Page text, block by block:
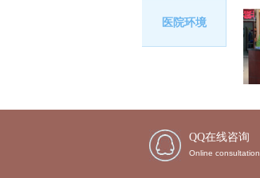
医院环境
QQ在线咨询
Online consultation